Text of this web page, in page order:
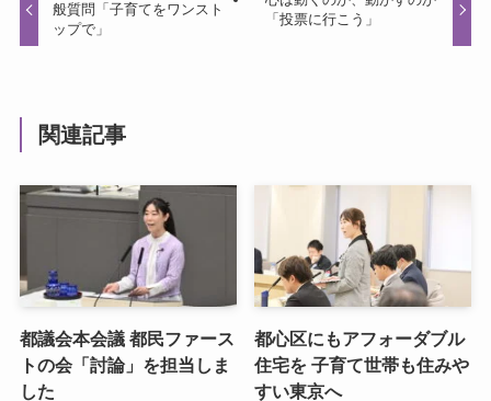
般質問「子育てをワンスト
ップで」
「投票に行こう」
関連記事
都議会本会議 都民ファース
トの会「討論」を担当しま
した
都心区にもアフォーダブル
住宅を 子育て世帯も住みや
すい東京へ